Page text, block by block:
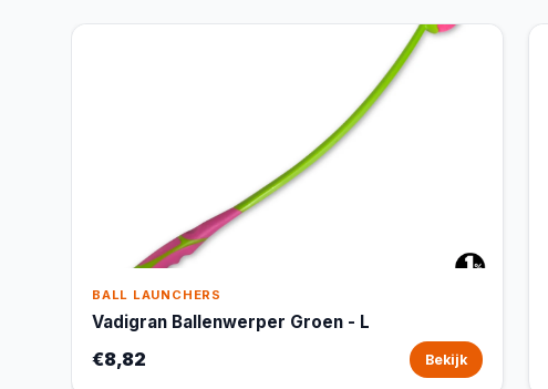
BALL LAUNCHERS
Vadigran Ballenwerper Groen - L
€8,82 Bekijk